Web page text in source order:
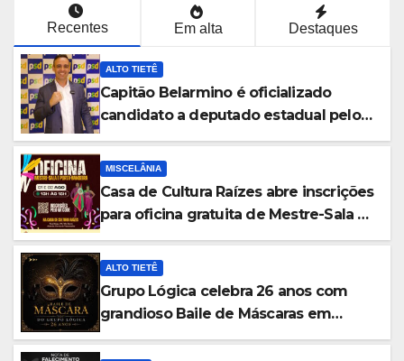
Recentes Em alta Destaques
ALTO TIETÊ
Capitão Belarmino é oficializado
candidato a deputado estadual pelo
PSD durante convenção em São Paulo
MISCELÂNIA
Casa de Cultura Raízes abre inscrições
para oficina gratuita de Mestre-Sala e
Porta-Bandeira em Ferraz de
Vasconcelos
ALTO TIETÊ
Grupo Lógica celebra 26 anos com
grandioso Baile de Máscaras em
Suzano